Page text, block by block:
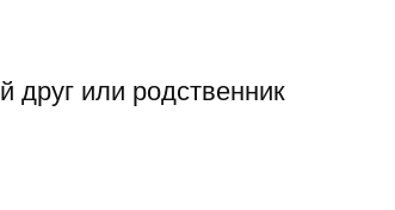
друг или родственник